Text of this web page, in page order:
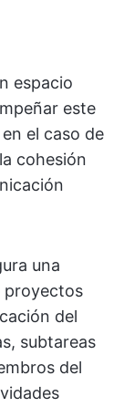
espacio
este
el caso de
cohesión
una
proyectos
del
subtareas
del